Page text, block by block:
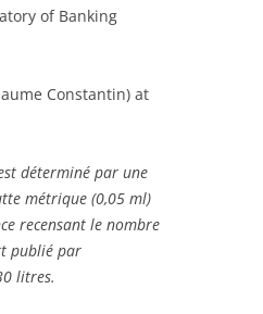
of Banking
Constantin) at
déterminé par une
métrique (0,05 ml)
recensant le nombre
publié par
litres.